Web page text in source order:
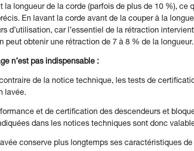
la longueur de la corde (parfois de plus de 10 %),
En lavant la corde avant de la couper à la
d’utilisation, car l’essentiel de la rétraction
peut obtenir une rétraction de 7 à 8 % de la longueur.
n’est pas indispensable :
de la notice technique, les tests de
lavée.
et de certification des descendeurs et
dans les notices techniques sont donc
conserve plus longtemps ses caractéristiques